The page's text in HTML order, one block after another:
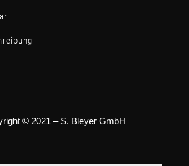
© 2021 – S. Bleyer GmbH